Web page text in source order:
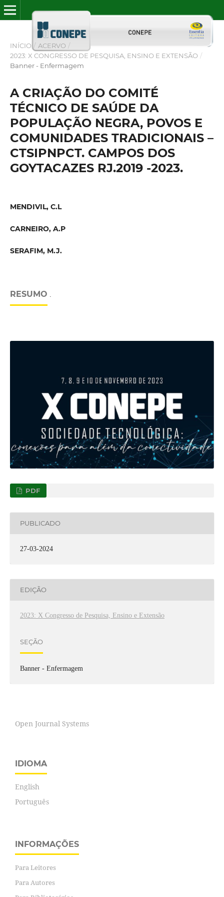
INÍCIO / ACERVO /
2023: X CONGRESSO DE PESQUISA, ENSINO E EXTENSÃO /
Banner - Enfermagem
A CRIAÇÃO DO COMITÉ
TÉCNICO DE SAÚDE DA
POPULAÇÃO NEGRA, POVOS E
COMUNIDADES TRADICIONAIS –
CTSIPNPCT. CAMPOS DOS
GOYTACAZES RJ.2019 -2023.
MENDIVIL, C.L
CARNEIRO, A.P
SERAFIM, M.J.
RESUMO .
PDF
PUBLICADO
27-03-2024
EDIÇÃO
2023: X Congresso de Pesquisa, Ensino e Extensão
SEÇÃO
Banner - Enfermagem
Open Journal Systems
IDIOMA
English
Português
INFORMAÇÕES
Para Leitores
Para Autores